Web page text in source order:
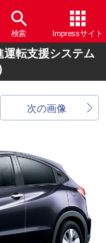
検索 Impressサイト
転支援システム
次の画像